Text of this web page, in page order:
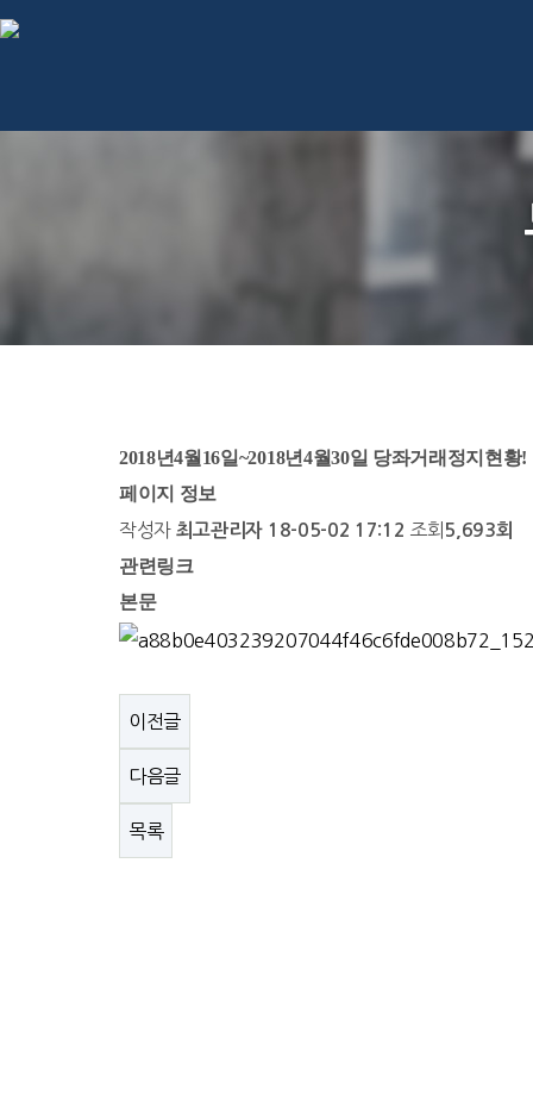
2018년4월16일~2018년4월30일 당좌거래정지현황!
페이지 정보
작성자 최고관리자 18-05-02 17:12 조회 5,693회
관련링크
본문
이전글
다음글
목록